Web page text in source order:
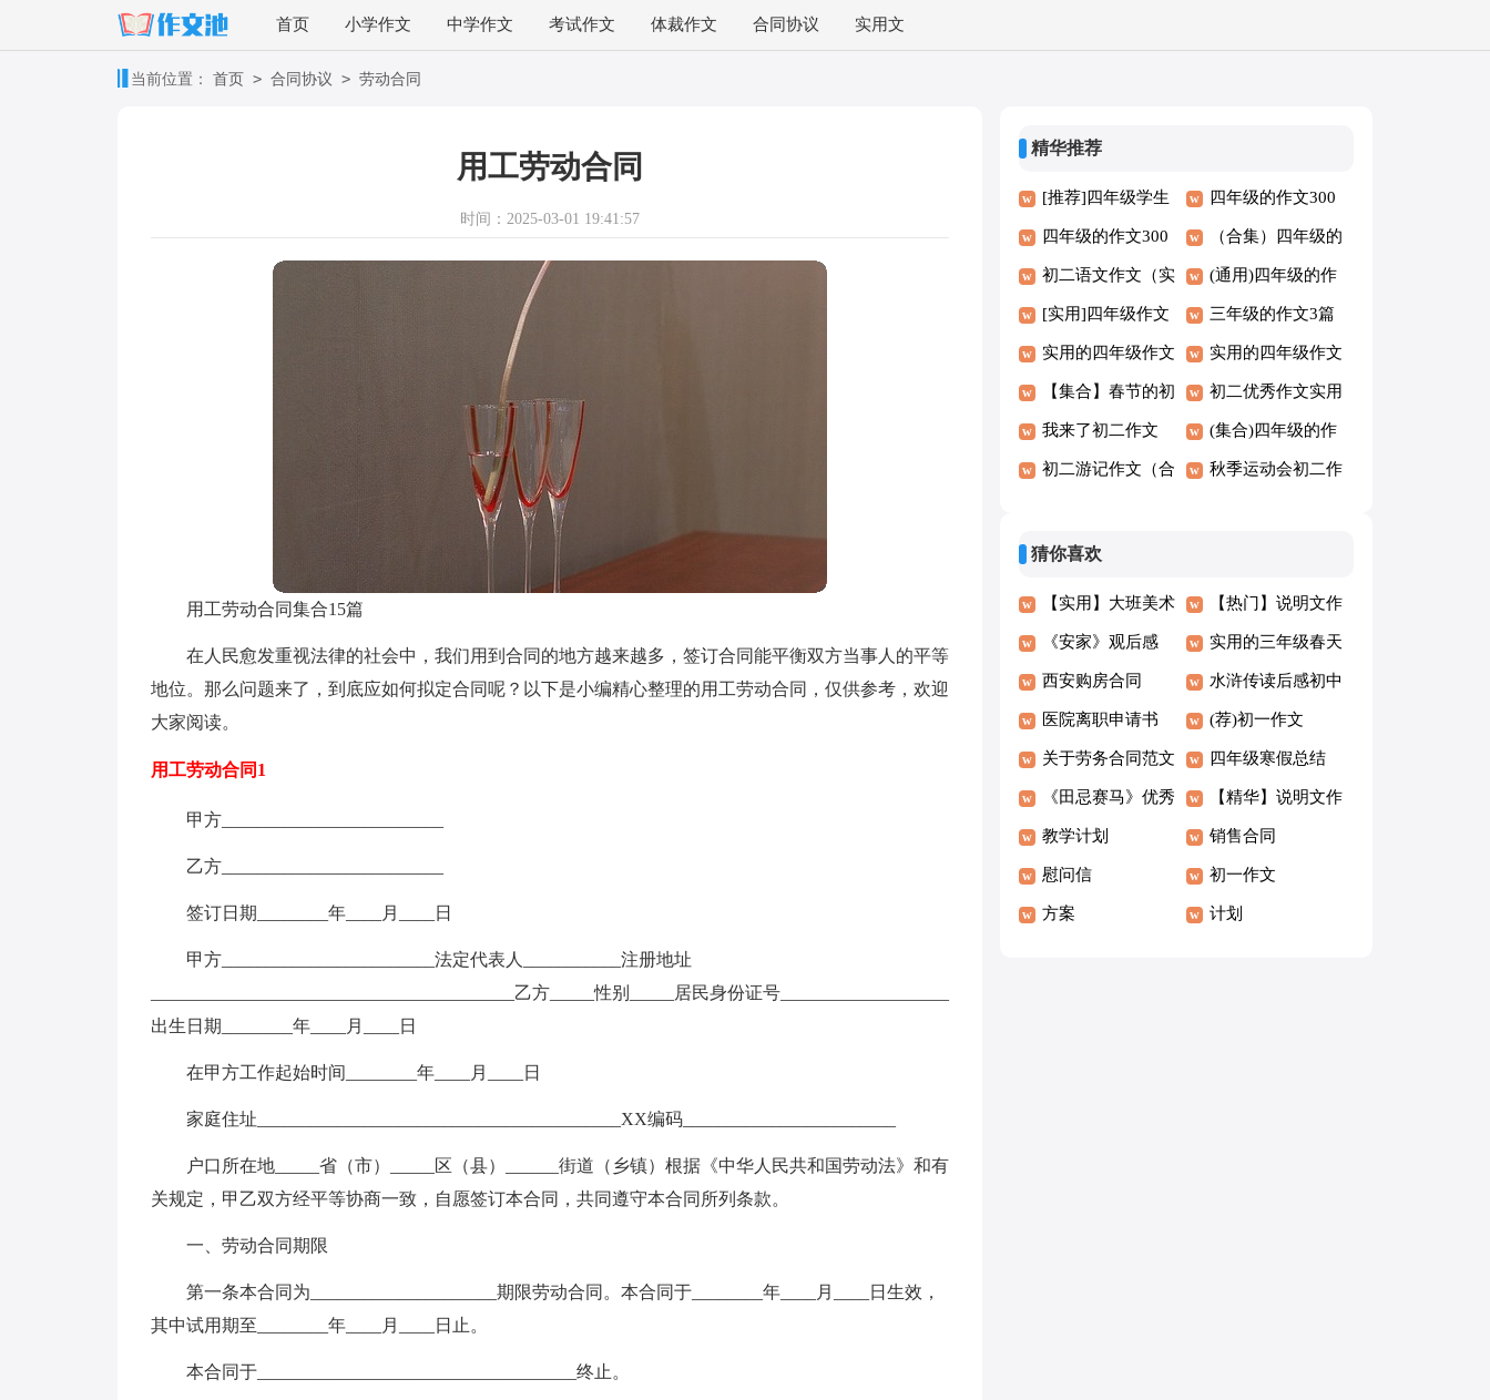
首页 小学作文 中学作文 考试作文 体裁作文 合同协议 实用文
当前位置： 首页 > 合同协议 > 劳动合同
用工劳动合同
时间：2025-03-01 19:41:57
用工劳动合同集合15篇
在人民愈发重视法律的社会中，我们用到合同的地方越来越多，签订合同能平衡双方当事人的平等
地位。那么问题来了，到底应如何拟定合同呢？以下是小编精心整理的用工劳动合同，仅供参考，欢迎
大家阅读。
用工劳动合同1
甲方_________________________
乙方_________________________
签订日期________年____月____日
甲方________________________法定代表人___________注册地址
_________________________________________乙方_____性别_____居民身份证号___________________
出生日期________年____月____日
在甲方工作起始时间________年____月____日
家庭住址_________________________________________XX编码________________________
户口所在地_____省（市）_____区（县）______街道（乡镇）根据《中华人民共和国劳动法》和有
关规定，甲乙双方经平等协商一致，自愿签订本合同，共同遵守本合同所列条款。
一、劳动合同期限
第一条本合同为_____________________期限劳动合同。本合同于________年____月____日生效，
其中试用期至________年____月____日止。
本合同于____________________________________终止。
精华推荐
[推荐]四年级学生
作文
四年级的作文300
字精选8篇
四年级的作文300
字【锦集8篇】
（合集）四年级的
作文300字9篇
初二语文作文（实
用15篇）
(通用)四年级的作
文300字
[实用]四年级作文
300字7篇
三年级的作文3篇
(集合)
实用的四年级作文
300字范例（7篇）
实用的四年级作文
8篇（优）
【集合】春节的初
二作文
初二优秀作文实用
（19篇）
我来了初二作文 (集合)四年级的作
文6篇
初二游记作文（合 秋季运动会初二作
猜你喜欢
【实用】大班美术
教案范文6篇
【热门】说明文作
文300字集合9篇
《安家》观后感 实用的三年级春天
的作文7篇
西安购房合同 水浒传读后感初中
医院离职申请书 (荐)初一作文
关于劳务合同范文
锦集8篇
四年级寒假总结
《田忌赛马》优秀
教学设计
【精华】说明文作
文400字集锦6篇
教学计划 销售合同
慰问信 初一作文
方案 计划